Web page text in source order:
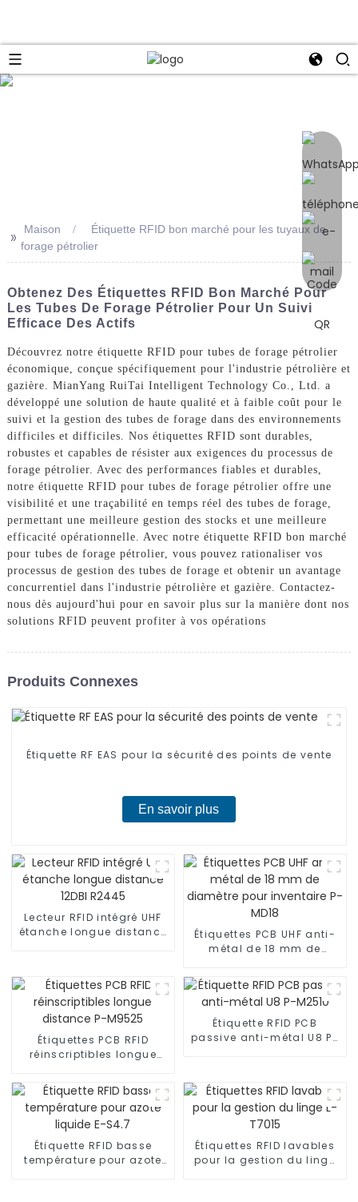
>> Maison
Étiquette RFID bon marché pour les tuyaux de
forage pétrolier
Obtenez Des Étiquettes RFID Bon Marché Pour
Les Tubes De Forage Pétrolier Pour Un Suivi
Efficace Des Actifs
Découvrez notre étiquette RFID pour tubes de forage pétrolier
économique, conçue spécifiquement pour l'industrie pétrolière et
gazière. MianYang RuiTai Intelligent Technology Co., Ltd. a
développé une solution de haute qualité et à faible coût pour le
suivi et la gestion des tubes de forage dans des environnements
difficiles et difficiles. Nos étiquettes RFID sont durables,
robustes et capables de résister aux exigences du processus de
forage pétrolier. Avec des performances fiables et durables,
notre étiquette RFID pour tubes de forage pétrolier offre une
visibilité et une traçabilité en temps réel des tubes de forage,
permettant une meilleure gestion des stocks et une meilleure
efficacité opérationnelle. Avec notre étiquette RFID bon marché
pour tubes de forage pétrolier, vous pouvez rationaliser vos
processus de gestion des tubes de forage et obtenir un avantage
concurrentiel dans l'industrie pétrolière et gazière. Contactez-
nous dès aujourd'hui pour en savoir plus sur la manière dont nos
solutions RFID peuvent profiter à vos opérations
Produits Connexes
Étiquette RF EAS pour la sécurité des points de vente
En savoir plus
Lecteur RFID intégré UHF
étanche longue distance
Étiquettes PCB UHF anti-
métal de 18 mm de
P-MD18
Étiquettes PCB RFID
réinscriptibles longue
Étiquette RFID PCB
passive anti-métal U8 P-
Étiquette RFID basse
température pour azote
Étiquettes RFID lavables
pour la gestion du linge